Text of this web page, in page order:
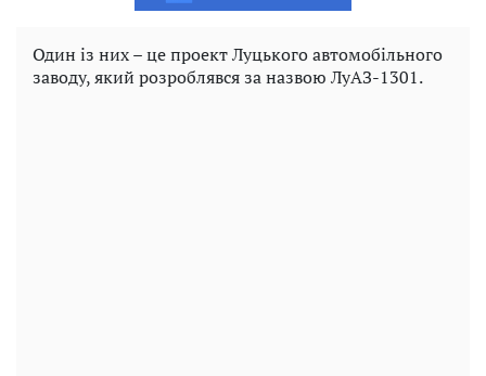
Один із них – це проект Луцького автомобільного
заводу, який розроблявся за назвою ЛуАЗ-1301.